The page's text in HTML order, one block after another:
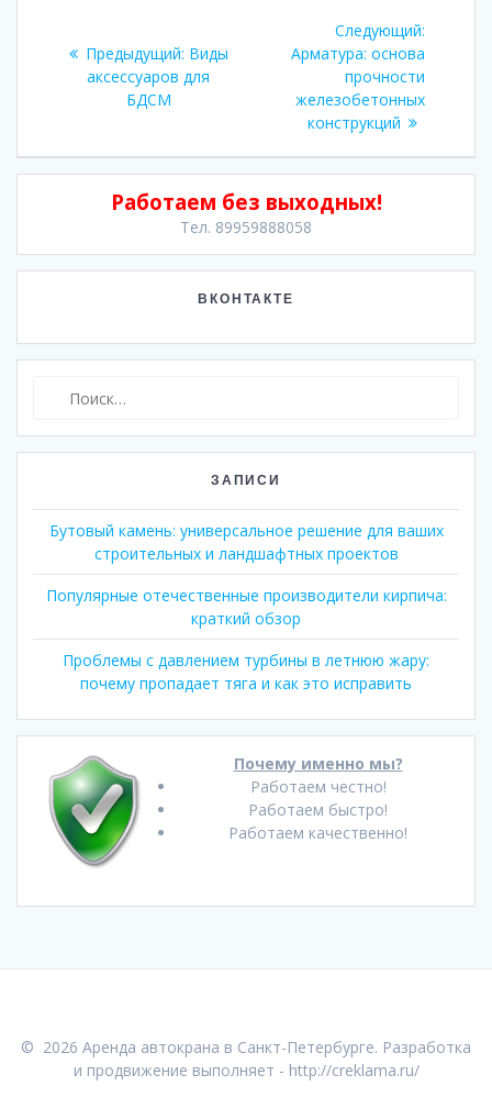
записям
Предыдущий: Предыдущая
запись:
Виды
аксессуаров для
БДСМ
Следующий:
Арматура: основа
прочности
железобетонных
конструкций
Работаем без выходных!
Тел. 89959888058
ВКОНТАКТЕ
ЗАПИСИ
Бутовый камень: универсальное решение для ваших
строительных и ландшафтных проектов
Популярные отечественные производители кирпича:
краткий обзор
Проблемы с давлением турбины в летнюю жару:
почему пропадает тяга и как это исправить
Почему именно мы?
Работаем честно!
Работаем быстро!
Работаем качественно!
© 2026 Аренда автокрана в Санкт-Петербурге. Разработка
и продвижение выполняет - http://creklama.ru/